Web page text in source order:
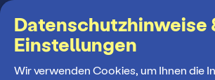
Suchbegriff
Datenschutzhinweise
Einstellungen
Wir verwenden Cookies, um Ihnen die